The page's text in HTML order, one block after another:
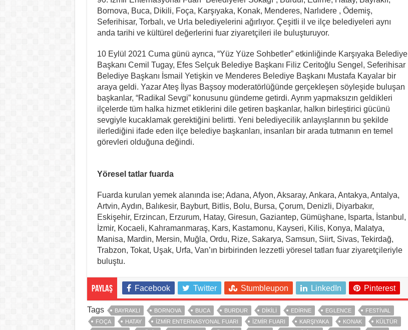
Bornova, Buca, Dikili, Foça, Karşıyaka, Konak, Menderes, Narlıdere , Ödemiş,
Seferihisar, Torbalı, ve Urla belediyelerini ağırlıyor. Çeşitli il ve ilçe belediyeleri aynı
anda tarihi ve kültürel değerlerini fuar ziyaretçileri ile buluşturuyor.
10 Eylül 2021 Cuma günü ayrıca, “Yüz Yüze Sohbetler” etkinliğinde Karşıyaka Belediye
Başkanı Cemil Tugay, Efes Selçuk Belediye Başkanı Filiz Ceritoğlu Sengel, Seferihisar
Belediye Başkanı İsmail Yetişkin ve Menderes Belediye Başkanı Mustafa Kayalar bir
araya geldi. Yazar Ateş İlyas Başsoy moderatörlüğünde gerçekleşen söyleşide buluşan
başkanlar, “Radikal Sevgi” konusunu gündeme getirdi. Ayrım yapmaksızın geldikleri
ilçelerde tüm halka hizmet etiklerini dile getiren başkanlar, halkın birleştirici gücünü
sevgiyle kucaklamak gerektiğini belirtti. Yeni belediyecilik anlayışlarının bu şekilde
ilerlediğini ifade eden ilçe belediye başkanları, insanları bir arada tutmanın en temel
görevleri olduğuna değindi.
Yöresel tatlar fuarda
Fuarda kurulan yemek alanında ise; Adana, Afyon, Aksaray, Ankara, Antakya, Antalya,
Artvin, Aydın, Balıkesir, Bayburt, Bitlis, Bolu, Bursa, Çorum, Denizli, Diyarbakır,
Eskişehir, Erzincan, Erzurum, Hatay, Giresun, Gaziantep, Gümüşhane, Isparta, İstanbul,
İzmir, Kocaeli, Kahramanmaraş, Kars, Kastamonu, Kayseri, Kilis, Konya, Malatya,
Manisa, Mardin, Mersin, Muğla, Ordu, Rize, Sakarya, Samsun, Siirt, Sivas, Tekirdağ,
Trabzon, Tokat, Uşak, Urfa, Van’ın birbirinden lezzetli yöresel tatları fuar ziyaretçileriyle
buluştu.
Paylaş Facebook Twitter Stumbleupon LinkedIn Pinterest
Tags BAYRAKLI BORNOVA BUCA BURDUR DIKILI EDIRNE EGLENCE
FESTIVAL
FOÇA
HATAY İZMIR ENTERNASYONAL FUARI İZMIR FUARI KARŞIYAKA KONAK
KÜLTÜR